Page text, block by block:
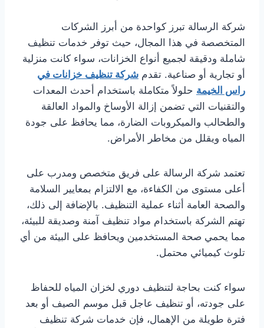
شركة الرسالة تبرز كواحدة من أبرز الشركات
المتخصصة في هذا المجال، حيث توفر خدمات تنظيف
شاملة ودقيقة لجميع أنواع الخزانات، سواء كانت منزلية
أو تجارية أو صناعية. تقدم شركة تنظيف خزانات في
راس الخيمة حلولاً متكاملة باستخدام أحدث المعدات
والتقنيات التي تضمن إزالة الأوساخ والمواد العالقة
والطحالب والميكروبات الضارة، مما يحافظ على جودة
المياه ويقلل من مخاطر الأمراض.
تعتمد شركة الرسالة على فريق متخصص ومدرب على
أعلى مستوى من الكفاءة، مع الالتزام بمعايير السلامة
والصحة العامة أثناء عملية التنظيف. بالإضافة إلى ذلك،
تهتم الشركة باستخدام مواد تنظيف آمنة وصديقة للبيئة،
مما يحمي صحة المستخدمين ويحافظ على البيئة من أي
تلوث كيميائي محتمل.
سواء كنت بحاجة لتنظيف دوري لخزان المياه للحفاظ
على جودته، أو تنظيف عاجل قبل موسم الصيف أو بعد
فترة طويلة من الإهمال، فإن خدمات شركة تنظيف